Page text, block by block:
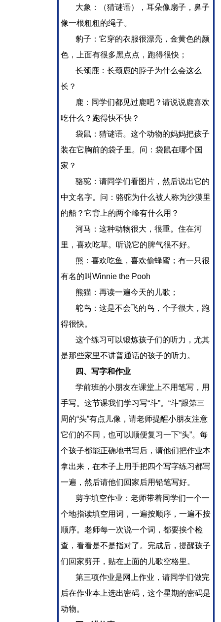
大象：（猜谜语），耳朵像扇子，鼻子
像一根粗粗的绳子。
豹子：它穿的衣服很漂亮，金黄色的颜
色，上面有很多黑点点，跑得很快；
长颈鹿：长颈鹿的脖子为什么会这么
长？
鹿：同学们都见过鹿吧？请说说鹿喜欢
吃什么？跑得快不快？
袋鼠：猜谜语。这个动物的妈妈把孩子
装在它胸前的袋子里。问：袋鼠在哪个国
家？
骆驼：请同学们看图片，然后说出它的
中文名字。问：骆驼为什么被人称为沙漠里
的船？它背上的两个峰有什么用？
河马：这种动物很大，很重。住在河
里，喜欢吃草。听说它的脾气很不好。
熊：喜欢吃鱼，喜欢偷蜂蜜；有一只很
有名的叫Winnie the Pooh
熊猫：再读一遍今天的儿歌；
鸵鸟：这是不会飞的鸟，个子很大，跑
得很快。
这个练习可以锻炼孩子们的听力，尤其
是那些家里不讲普通话的孩子的听力。
四、写字和作业
学前班的小朋友在课堂上不用笔写，用
手写。这节课我们学习写“斗”。“斗”跟第三
周的“头”有点儿像，请老师提醒小朋友注意
它们的不同，也可以顺便复习一下“头”。每
个孩子都能正确地书写后，请他们把作业本
拿出来，在本子上用手把四个写字练习都写
一遍，然后请他们回家后用铅笔写好。
剪字填空作业：老师带着同学们一个一
个地指读填空用词，一遍按顺序，一遍不按
顺序。老师每一次说一个词，都要挨个检
查，看看是不是指对了。完成后，提醒孩子
们回家剪开，贴在上面的儿歌空格里。
第三项作业是网上作业，请同学们做完
后在作业本上选出密码，这个星期的密码是
动物。